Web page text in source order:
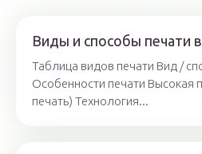
Виды и способы печати
Таблица видов печати Вид /
Особенности печати Высокая
печать) Технология...